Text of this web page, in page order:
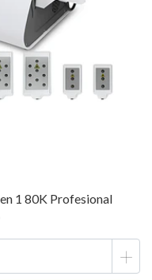
1 80K Profesional
+